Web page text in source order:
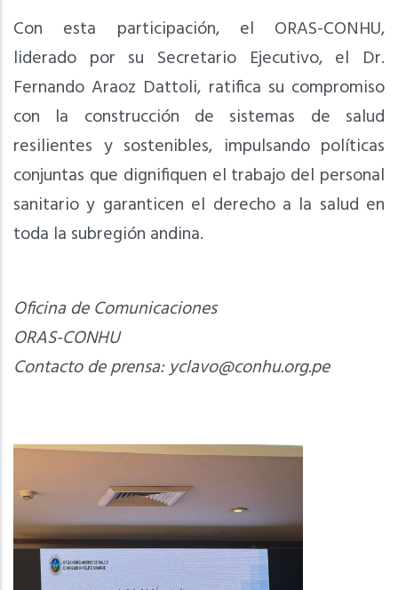
Con esta participación, el ORAS-CONHU,
liderado por su Secretario Ejecutivo, el Dr.
Fernando Araoz Dattoli, ratifica su compromiso
con la construcción de sistemas de salud
resilientes y sostenibles, impulsando políticas
conjuntas que dignifiquen el trabajo del personal
sanitario y garanticen el derecho a la salud en
toda la subregión andina.
Oficina de Comunicaciones
ORAS-CONHU
Contacto de prensa:yclavo@conhu.org.pe